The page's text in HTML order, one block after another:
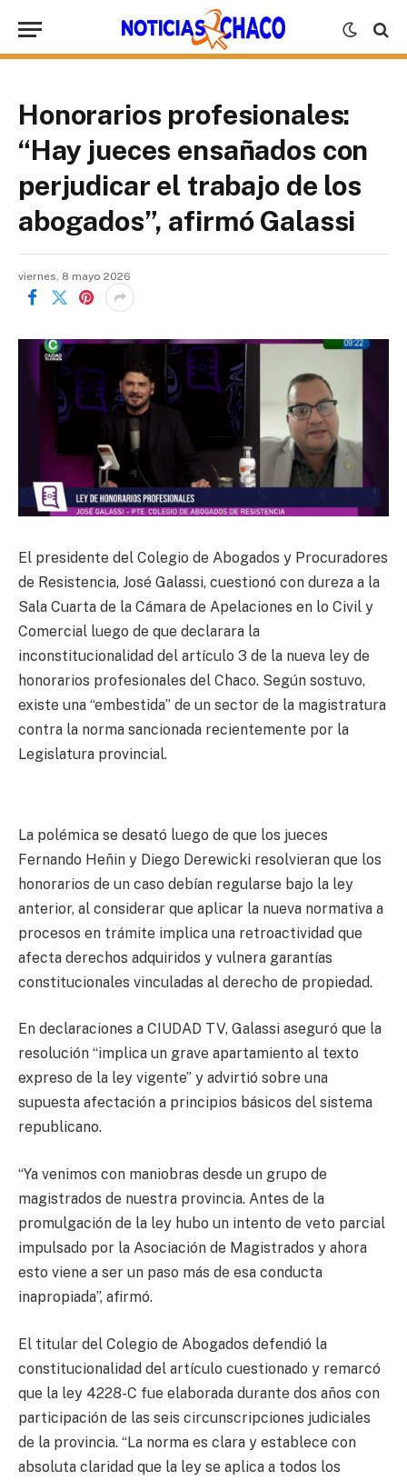
Honorarios profesionales:
“Hay jueces ensañados con
perjudicar el trabajo de los
abogados”, afirmó Galassi
viernes, 8 mayo 2026
El presidente del Colegio de Abogados y Procuradores
de Resistencia, José Galassi, cuestionó con dureza a la
Sala Cuarta de la Cámara de Apelaciones en lo Civil y
Comercial luego de que declarara la
inconstitucionalidad del artículo 3 de la nueva ley de
honorarios profesionales del Chaco. Según sostuvo,
existe una “embestida” de un sector de la magistratura
contra la norma sancionada recientemente por la
Legislatura provincial.
La polémica se desató luego de que los jueces
Fernando Heñin y Diego Derewicki resolvieran que los
honorarios de un caso debían regularse bajo la ley
anterior, al considerar que aplicar la nueva normativa a
procesos en trámite implica una retroactividad que
afecta derechos adquiridos y vulnera garantías
constitucionales vinculadas al derecho de propiedad.
En declaraciones a CIUDAD TV, Galassi aseguró que la
resolución “implica un grave apartamiento al texto
expreso de la ley vigente” y advirtió sobre una
supuesta afectación a principios básicos del sistema
republicano.
“Ya venimos con maniobras desde un grupo de
magistrados de nuestra provincia. Antes de la
promulgación de la ley hubo un intento de veto parcial
impulsado por la Asociación de Magistrados y ahora
esto viene a ser un paso más de esa conducta
inapropiada”, afirmó.
El titular del Colegio de Abogados defendió la
constitucionalidad del artículo cuestionado y remarcó
que la ley 4228-C fue elaborada durante dos años con
participación de las seis circunscripciones judiciales
de la provincia. “La norma es clara y establece con
absoluta claridad que la ley se aplica a todos los